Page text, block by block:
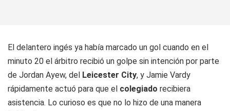
El delantero ingés ya había marcado un gol cuando en el
minuto 20 el árbitro recibió un golpe sin intención por parte
de Jordan Ayew, del Leicester City, y Jamie Vardy
rápidamente actuó para que el colegiado recibiera
asistencia. Lo curioso es que no lo hizo de una manera